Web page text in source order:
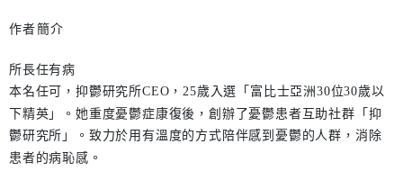
作者簡介
所長任有病
本名任可，抑鬱研究所CEO，25歲入選「富比士亞洲30位30歲以
下精英」。她重度憂鬱症康復後，創辦了憂鬱患者互助社群「抑
鬱研究所」。致力於用有溫度的方式陪伴感到憂鬱的人群，消除
患者的病恥感。